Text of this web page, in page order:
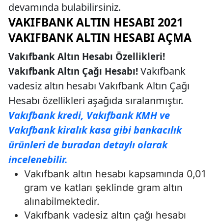
devamında bulabilirsiniz.
VAKIFBANK ALTIN HESABI 2021
VAKIFBANK ALTIN HESABI AÇMA
Vakıfbank Altın Hesabı Özellikleri!
Vakıfbank Altın Çağı Hesabı! Vakıfbank
vadesiz altın hesabı Vakıfbank Altın Çağı
Hesabı özellikleri aşağıda sıralanmıştır.
Vakıfbank kredi, Vakıfbank KMH ve
Vakıfbank kiralık kasa gibi bankacılık
ürünleri de buradan detaylı olarak
incelenebilir.
Vakıfbank altın hesabı kapsamında 0,01
gram ve katları şeklinde gram altın
alınabilmektedir.
Vakıfbank vadesiz altın çağı hesabı